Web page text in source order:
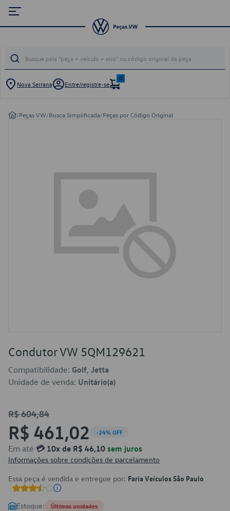
Nova Serrana Entre/registre-se
0
/Peças VW/Busca Simplificada/Peças por Código Original
Condutor VW 5QM129621
Compatibilidade: Golf, Jetta
Unidade de venda: Unitário(a)
R$ 604,84
R$ 461,02 -24% OFF
Em até 💳 10x de R$ 46,10 sem juros
Informações sobre condições de parcelamento
Essa peça é vendida e entregue por: Faria Veículos São Paulo
Estoque: Últimas unidades